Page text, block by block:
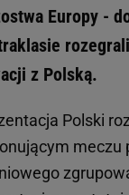
Europy -
z Polską.
Polski
meczu